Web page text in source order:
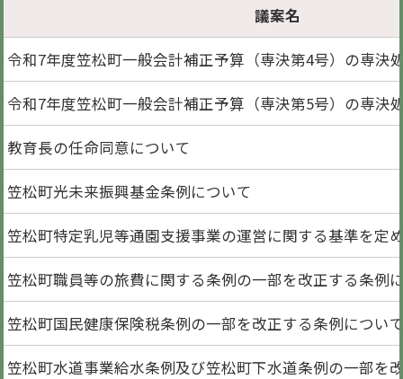
議案名
令和7年度笠松町一般会計補正予算（専決第4号）の専決
令和7年度笠松町一般会計補正予算（専決第5号）の専決
教育長の任命同意について
笠松町光未来振興基金条例について
笠松町特定乳児等通園支援事業の運営に関する基準を定
笠松町職員等の旅費に関する条例の一部を改正する条例
笠松町国民健康保険税条例の一部を改正する条例につい
笠松町水道事業給水条例及び笠松町下水道条例の一部を